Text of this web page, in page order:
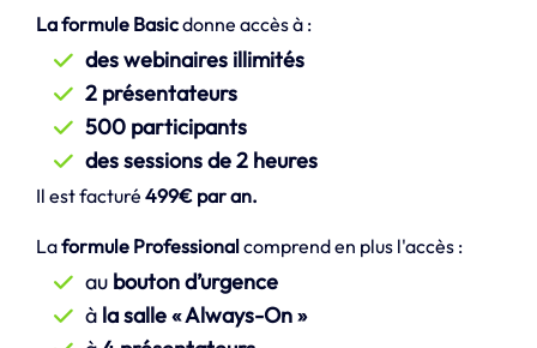
La formule Basicdonne accès à :
des webinaires illimités
2 présentateurs
500 participants
des sessions de 2 heures
Il est facturé 499€ par an.
Laformule Professionalcomprend en plus l'accès :
au bouton d’urgence
à la salle « Always-On »